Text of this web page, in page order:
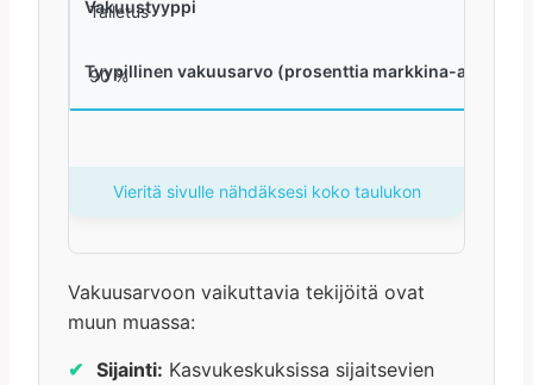
Talletus
90 %
Vieritä sivulle nähdäksesi koko taulukon
Vakuusarvoon vaikuttavia tekijöitä ovat
muun muassa:
Sijainti: Kasvukeskuksissa sijaitsevien